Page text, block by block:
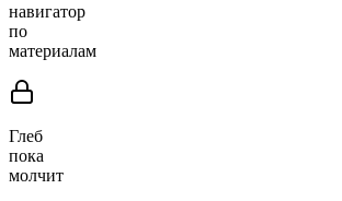
навигатор
по
материалам
Глеб
пока
молчит